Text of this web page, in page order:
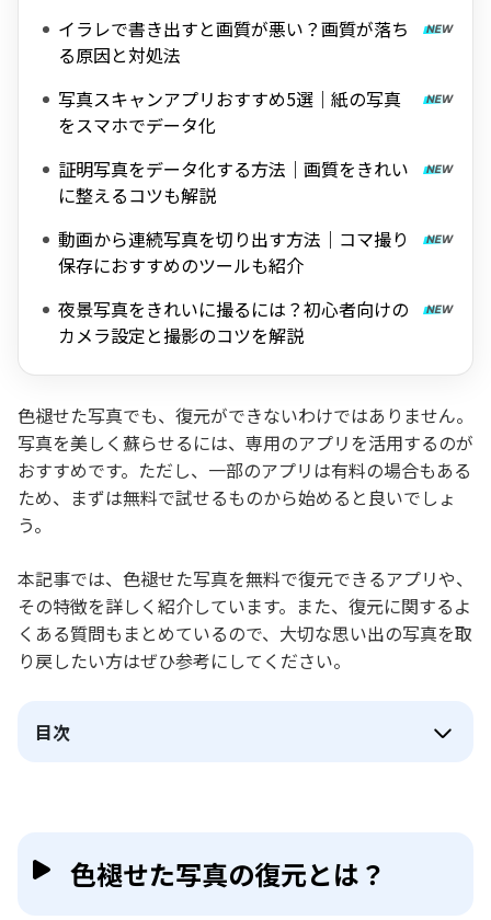
イラレで書き出すと画質が悪い？画質が落ち
る原因と対処法
写真スキャンアプリおすすめ5選｜紙の写真
をスマホでデータ化
証明写真をデータ化する方法｜画質をきれい
に整えるコツも解説
動画から連続写真を切り出す方法｜コマ撮り
保存におすすめのツールも紹介
夜景写真をきれいに撮るには？初心者向けの
カメラ設定と撮影のコツを解説
色褪せた写真でも、復元ができないわけではありません。
写真を美しく蘇らせるには、専用のアプリを活用するのが
おすすめです。ただし、一部のアプリは有料の場合もある
ため、まずは無料で試せるものから始めると良いでしょ
う。
本記事では、色褪せた写真を無料で復元できるアプリや、
その特徴を詳しく紹介しています。また、復元に関するよ
くある質問もまとめているので、大切な思い出の写真を取
り戻したい方はぜひ参考にしてください。
目次
色褪せた写真の復元とは？